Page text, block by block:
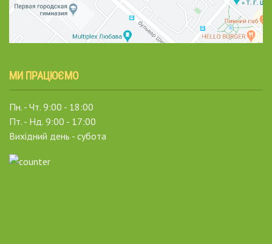
МИ ПРАЦЮЄМО
Пн. - Чт. 9:00 - 18:00
Пт. - Нд. 9:00 - 17:00
Вихідний день - субота